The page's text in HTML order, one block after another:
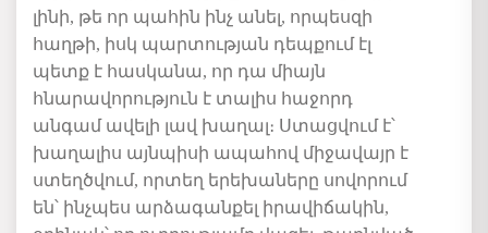
լին ի, թե որ պահին ինչ անել, որպեսզի
հաղթի, իսկ պարտության դեպքում էլ
պետք է հասկանա, որ դա միայն
հնարավորություն է տալիս հաջորդ
անգամ ավելի լավ խաղալ։ Ստացվում է՝
խաղալիս այնպիսի ապահով միջավայր է
ստեղծվում, որտեղ երեխաները սովորում
են՝ ինչպես արձագանքել իրավիճակին,